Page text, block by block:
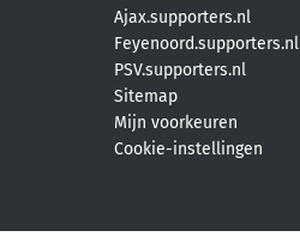
Ajax.supporters.nl
Feyenoord.supporters.nl
PSV.supporters.nl
Sitemap
Mijn voorkeuren
Cookie-instellingen